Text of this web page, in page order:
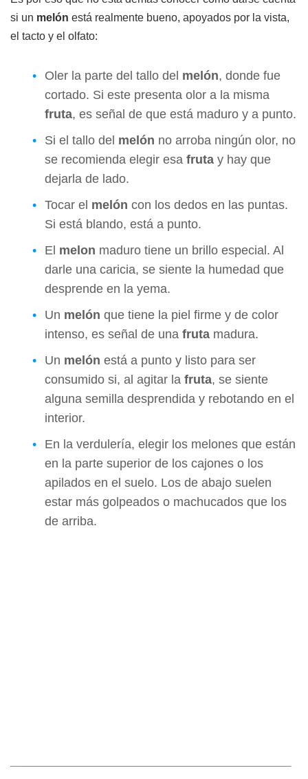
si un melón está realmente bueno, apoyados por la vista,
el tacto y el olfato:
Oler la parte del tallo del melón, donde fue
cortado. Si este presenta olor a la misma
fruta, es señal de que está maduro y a punto.
Si el tallo del melón no arroba ningún olor, no
se recomienda elegir esa fruta y hay que
dejarla de lado.
Tocar el melón con los dedos en las puntas.
Si está blando, está a punto.
El melon maduro tiene un brillo especial. Al
darle una caricia, se siente la humedad que
desprende en la yema.
Un melón que tiene la piel firme y de color
intenso, es señal de una fruta madura.
Un melón está a punto y listo para ser
consumido si, al agitar la fruta, se siente
alguna semilla desprendida y rebotando en el
interior.
En la verdulería, elegir los melones que están
en la parte superior de los cajones o los
apilados en el suelo. Los de abajo suelen
estar más golpeados o machucados que los
de arriba.